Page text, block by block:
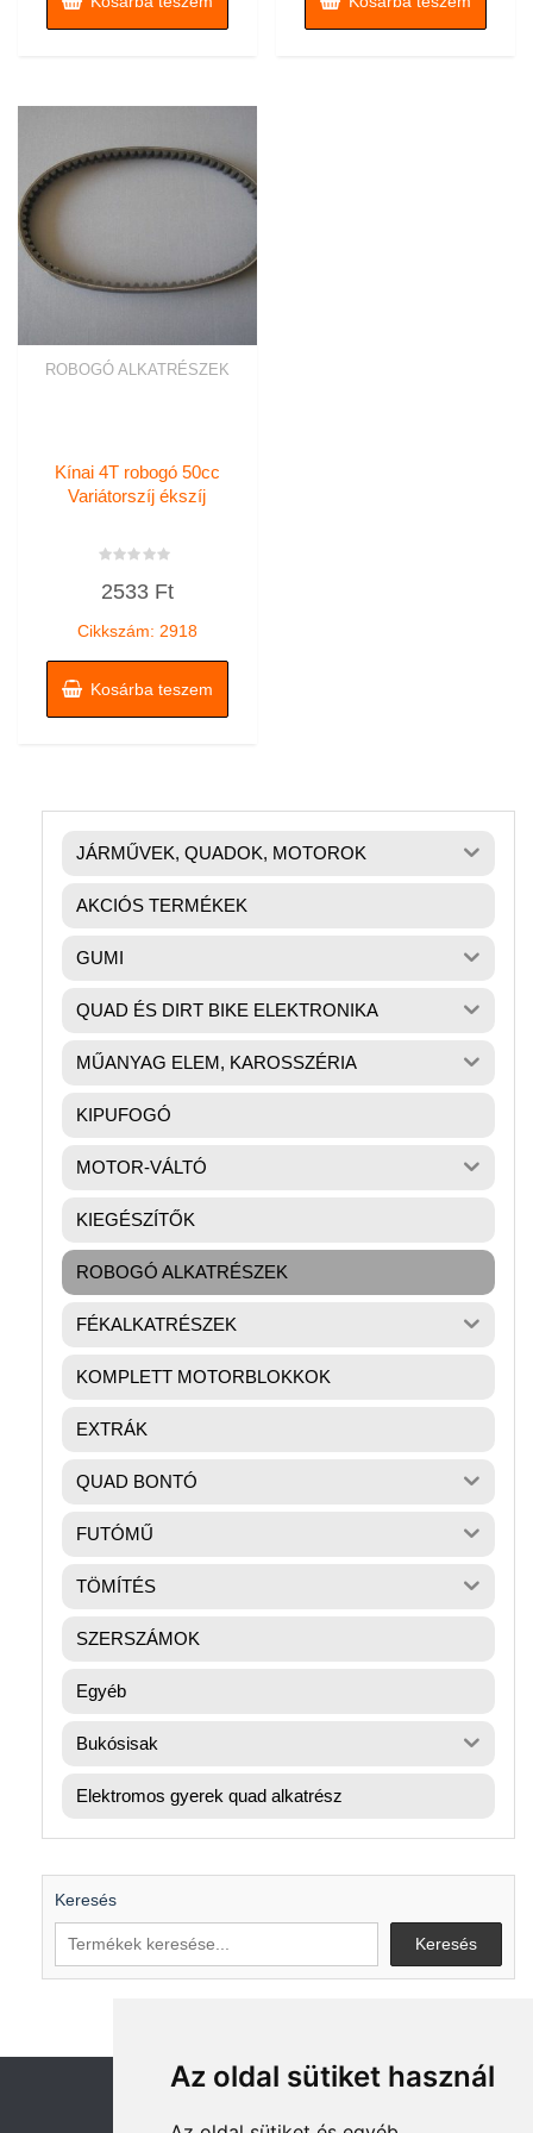
Az oldal sütiket használ
ROBOGÓ ALKATRÉSZEK
Kínai 4T robogó 50cc
Variátorszíj ékszíj
0
2533 Ft
Cikkszám: 2918
Kosárba teszem
JÁRMŰVEK, QUADOK, MOTOROK
AKCIÓS TERMÉKEK
GUMI
QUAD ÉS DIRT BIKE ELEKTRONIKA
MŰANYAG ELEM, KAROSSZÉRIA
KIPUFOGÓ
MOTOR-VÁLTÓ
KIEGÉSZÍTŐK
ROBOGÓ ALKATRÉSZEK
FÉKALKATRÉSZEK
KOMPLETT MOTORBLOKKOK
EXTRÁK
QUAD BONTÓ
FUTÓMŰ
TÖMÍTÉS
SZERSZÁMOK
Egyéb
Bukósisak
Elektromos gyerek quad alkatrész
Keresés
Keresés